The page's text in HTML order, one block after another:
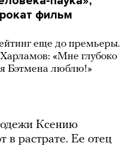
фильм
еще до премьеры.
«Мне глубоко
Бэтмена люблю!»
Ксению
в растрате. Ее отец